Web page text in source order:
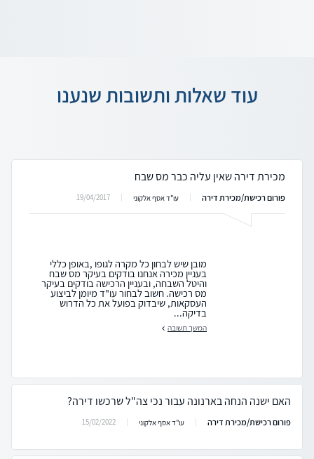
עוד שאלות ותשובות שנענו
מכירת דירה שאין עליה כבר מס שבח
פורום רכישת/מכירת דירה עו"ד אסף אלקוני 19/04/2017
מובן שיש לבחון כל מקרה לגופו ,באופן כללי
בעניין מכירה אנחנו בודקים בעיקר מס שבח
והיטל השבחה, ובעניין הרכישה בודקים בעיקר
מס רכישה. חשוב לבחור עו"ד מיומן לביצוע
העסקאות, שיבדוק בפועל את כל הדרוש
בדיקה...
המשך תשובה
האם ישנה הנחה בארנונה עבור נכי צה"ל שרכשו דירה?
פורום רכישת/מכירת דירה עו"ד אסף אלקוני 15/02/2022